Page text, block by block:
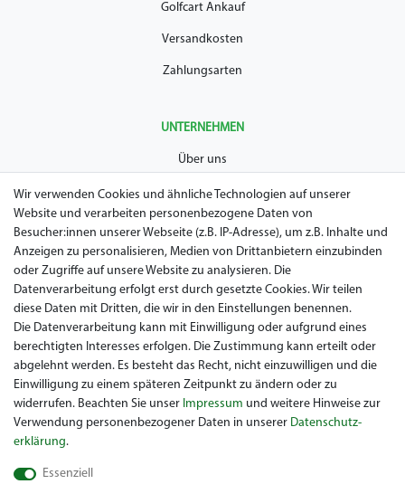
Golfcart Ankauf
Versandkosten
Zahlungsarten
UNTERNEHMEN
Über uns
AGB
Datenschutz
Impressum
Widerrufsrecht
Garantie / Gewährleistung
Sie suchen ein gebrauchtes Golf Car? Maiers Golfcarts ist Ihr
Wir verwenden Cookies und ähnliche Technologien auf unserer
Website und verarbeiten personenbezogene Daten von
Besucher:innen unserer Webseite (z.B. IP-Adresse), um z.B. Inhalte und
Anzeigen zu personalisieren, Medien von Drittanbietern einzubinden
oder Zugriffe auf unsere Website zu analysieren. Die
Datenverarbeitung erfolgt erst durch gesetzte Cookies. Wir teilen
diese Daten mit Dritten, die wir in den Einstellungen benennen.
Die Datenverarbeitung kann mit Einwilligung oder aufgrund eines
berechtigten Interesses erfolgen. Die Zustimmung kann erteilt oder
abgelehnt werden. Es besteht das Recht, nicht einzuwilligen und die
Einwilligung zu einem späteren Zeitpunkt zu ändern oder zu
widerrufen. Beachten Sie unser Impressum und weitere Hinweise zur
Verwendung personenbezogener Daten in unserer Daten­schutz­
erklärung.
Essenziell